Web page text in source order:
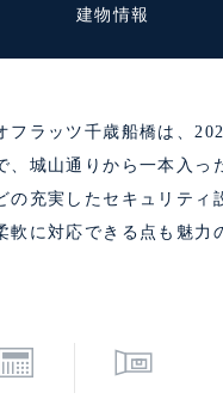
建物情報
フラッツ千歳船橋は、
、城山通りから一本入っ
の充実したセキュリティ
軟に対応できる点も魅力